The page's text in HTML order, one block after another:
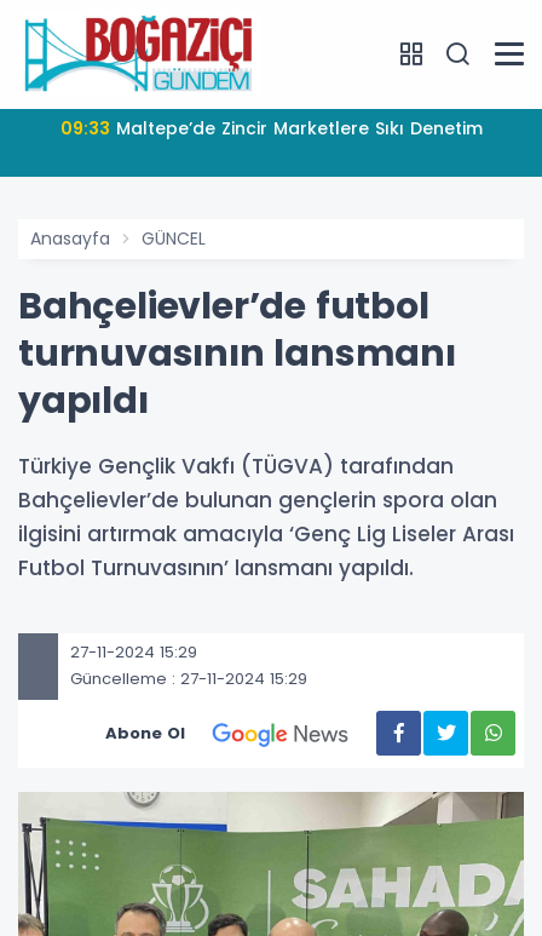
09:33 Maltepe’de Zincir Marketlere Sıkı Denetim
Anasayfa GÜNCEL
Bahçelievler’de futbol
turnuvasının lansmanı
yapıldı
Türkiye Gençlik Vakfı (TÜGVA) tarafından
Bahçelievler’de bulunan gençlerin spora olan
ilgisini artırmak amacıyla ‘Genç Lig Liseler Arası
Futbol Turnuvasının’ lansmanı yapıldı.
27-11-2024 15:29
Güncelleme : 27-11-2024 15:29
Abone Ol